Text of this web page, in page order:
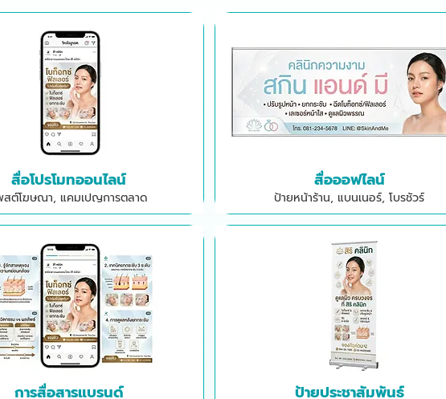
สื่อโปรโมทออนไลน์
สต์โฆษณา, แคมเปญการตลาด
การสื่อสารแบรนด์
สื่อออฟไลน์
ป้ายหน้าร้าน, แบนเนอร์, โบรชัวร์
ป้ายประชาสัมพันธ์